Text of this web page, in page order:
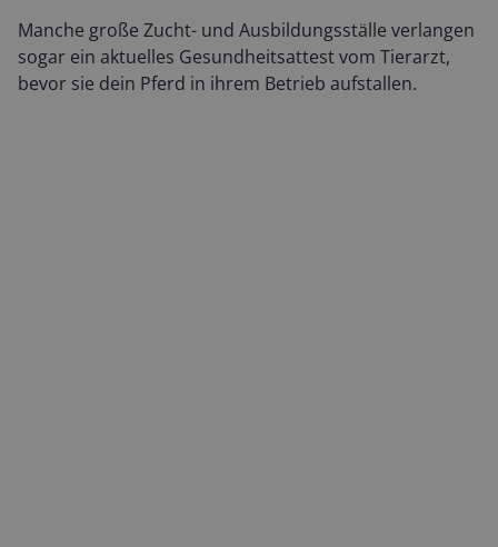
Manche große Zucht- und Ausbildungsställe verlangen
sogar ein aktuelles Gesundheitsattest vom Tierarzt,
bevor sie dein Pferd in ihrem Betrieb aufstallen.